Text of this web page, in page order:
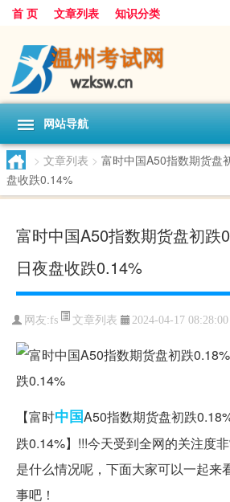
首 页 文章列表 知识分类
网站导航
> 文章列表 > 富时中国A50指数期货盘
盘收跌0.14%
富时中国A50指数期货盘初跌
日夜盘收跌0.14%
网友:fs 文章列表 2024-04-17 08:28:00
【富时中国A50指数期货盘初跌
跌0.14%】!!!今天受到全网的关注度
是什么情况呢，下面大家可以一起来
事吧！